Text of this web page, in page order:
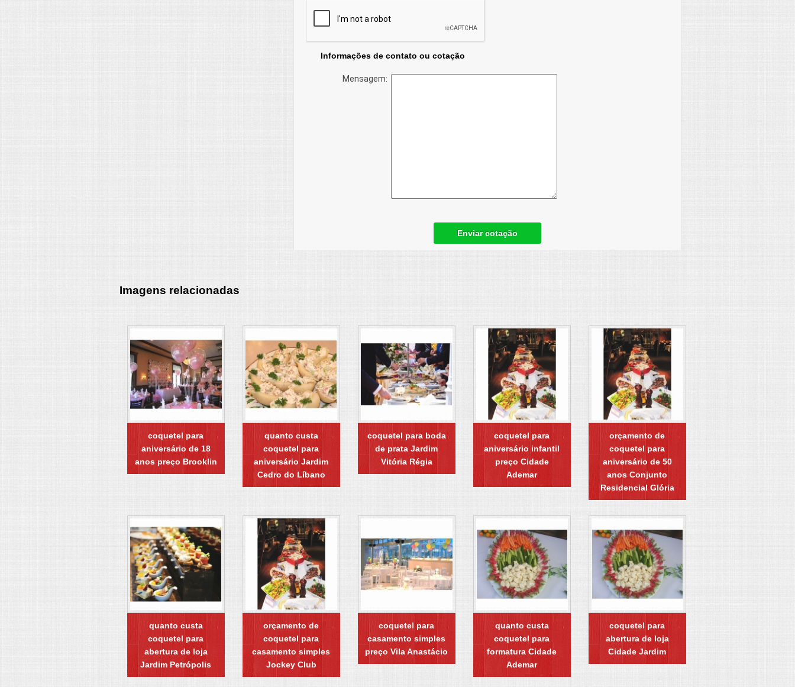
Informações de contato ou cotação
Mensagem:
Enviar cotação
Imagens relacionadas
coquetel para
aniversário de 18
anos preço Brooklin
quanto custa
coquetel para
aniversário Jardim
Cedro do Líbano
coquetel para boda
de prata Jardim
Vitória Régia
coquetel para
aniversário infantil
preço Cidade
Ademar
orçamento de
coquetel para
aniversário de 50
anos Conjunto
Residencial Glória
quanto custa
coquetel para
abertura de loja
Jardim Petrópolis
orçamento de
coquetel para
casamento simples
Jockey Club
coquetel para
casamento simples
preço Vila Anastácio
quanto custa
coquetel para
formatura Cidade
Ademar
coquetel para
abertura de loja
Cidade Jardim